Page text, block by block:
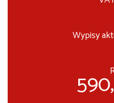
Wypisy